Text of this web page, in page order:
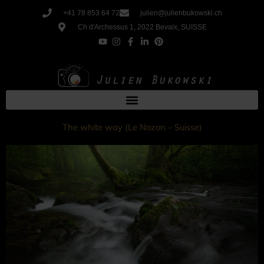
+41 78 853 64 72
julien@julienbukowski.ch
Ch d'Archessus 1, 2022 Bevaix, SUISSE
The white way (Le Nozon – Suisse)